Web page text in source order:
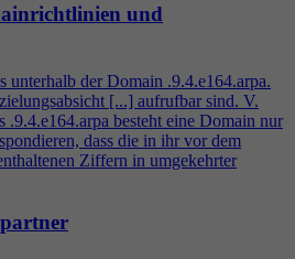
und
unterhalb der Domain .9.4.e164.arpa.
[...] aufrufbar sind. V.
.9.4.e164.arpa besteht eine Domain nur
dass die in ihr vor dem
Ziffern in umgekehrter